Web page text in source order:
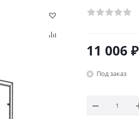
11 006 ₽
Под заказ